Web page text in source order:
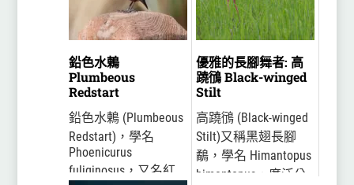
種...
鉛色水鶇
Plumbeous
Redstart
鉛色水鶇 (Plumbeous
Redstart)，學名
Phoenicurus
fuliginosus，又名紅
優雅的長腳舞者: 高
蹺鴴 Black-winged
Stilt
高蹺鴴 (Black-winged
Stilt)又稱黑翅長腳
鷸，學名 Himantopus
himantopus，廣泛分